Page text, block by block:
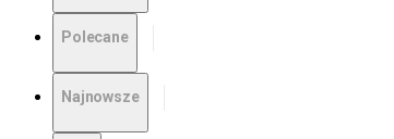
Polecane
Najnowsze